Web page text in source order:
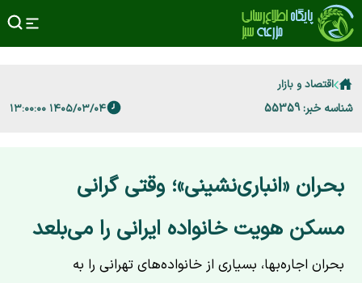
اقتصاد و بازار
شناسه خبر: 55359 ۱۴۰۵/۰۳/۰۴ ۱۳:۰۰:۰۰
بحران «انباری‌نشینی»؛ وقتی گرانی
مسکن هویت خانواده ایرانی را می‌بلعد
بحران اجاره‌بها، بسیاری از خانواده‌های تهرانی را به